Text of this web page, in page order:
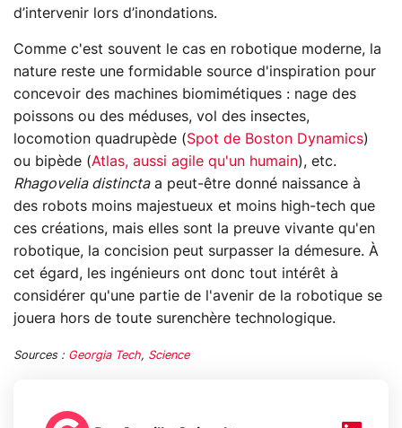
d’intervenir lors d’inondations.
Comme c'est souvent le cas en robotique moderne, la
nature reste une formidable source d'inspiration pour
concevoir des machines biomimétiques : nage des
poissons ou des méduses, vol des insectes,
locomotion quadrupède (Spot de Boston Dynamics)
ou bipède (Atlas, aussi agile qu'un humain), etc.
Rhagovelia distinctaa peut-être donné naissance à
des robots moins majestueux et moins high-tech que
ces créations, mais elles sont la preuve vivante qu'en
robotique, la concision peut surpasser la démesure. À
cet égard, les ingénieurs ont donc tout intérêt à
considérer qu'une partie de l'avenir de la robotique se
jouera hors de toute surenchère technologique.
Sources : Georgia Tech, Science